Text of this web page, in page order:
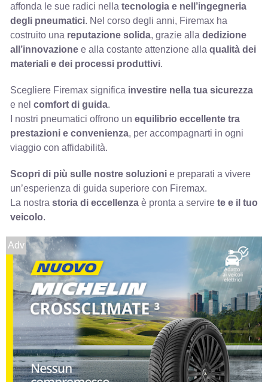
affonda le sue radici nella tecnologia e nell’ingegneria
degli pneumatici. Nel corso degli anni, Firemax ha
costruito una reputazione solida, grazie alla dedizione
all’innovazionee alla costante attenzione alla qualità dei
materiali e dei processi produttivi.
Scegliere Firemax significa investire nella tua sicurezza
e nel comfort di guida.
I nostri pneumatici offrono un equilibrio eccellente tra
prestazioni e convenienza, per accompagnarti in ogni
viaggio con affidabilità.
Scopri di più sulle nostre soluzionie preparati a vivere
un’esperienza di guida superiore con Firemax.
La nostra storia di eccellenzaè pronta a servire te e il tuo
veicolo.
Adv